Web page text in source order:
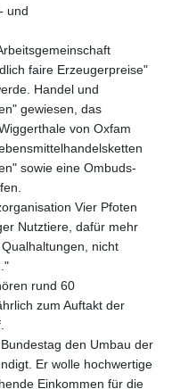
und
faire Erzeugerpreise"
Handel und
gewiesen, das
von Oxfam
sowie eine Ombuds-
Vier Pfoten
Nutztiere, dafür mehr
nicht
rund 60
zum Auftakt der
den Umbau der
Er wolle hochwertige
Einkommen für die